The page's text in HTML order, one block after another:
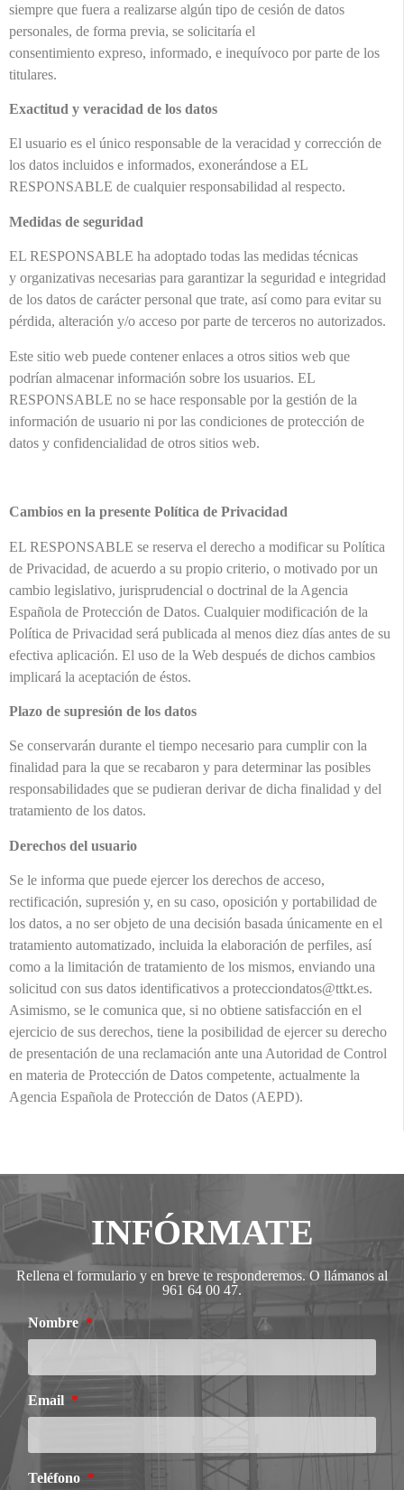
siempre que fuera a realizarse algún tipo de cesión de datos
personales, de forma previa, se solicitaría el
consentimiento expreso, informado, e inequívoco por parte de los
titulares.
Exactitud y veracidad de los datos
El usuario es el único responsable de la veracidad y corrección de
los datos incluidos e informados, exonerándose a EL
RESPONSABLE de cualquier responsabilidad al respecto.
Medidas de seguridad
EL RESPONSABLE ha adoptado todas las medidas técnicas
y organizativas necesarias para garantizar la seguridad e integridad
de los datos de carácter personal que trate, así como para evitar su
pérdida, alteración y/o acceso por parte de terceros no autorizados.
Este sitio web puede contener enlaces a otros sitios web que
podrían almacenar información sobre los usuarios. EL
RESPONSABLE no se hace responsable por la gestión de la
información de usuario ni por las condiciones de protección de
datos y confidencialidad de otros sitios web.
Cambios en la presente Política de Privacidad
EL RESPONSABLE se reserva el derecho a modificar su Política
de Privacidad, de acuerdo a su propio criterio, o motivado por un
cambio legislativo, jurisprudencial o doctrinal de la Agencia
Española de Protección de Datos. Cualquier modificación de la
Política de Privacidad será publicada al menos diez días antes de su
efectiva aplicación. El uso de la Web después de dichos cambios
implicará la aceptación de éstos.
Plazo de supresión de los datos
Se conservarán durante el tiempo necesario para cumplir con la
finalidad para la que se recabaron y para determinar las posibles
responsabilidades que se pudieran derivar de dicha finalidad y del
tratamiento de los datos.
Derechos del usuario
Se le informa que puede ejercer los derechos de acceso,
rectificación, supresión y, en su caso, oposición y portabilidad de
los datos, a no ser objeto de una decisión basada únicamente en el
tratamiento automatizado, incluida la elaboración de perfiles, así
como a la limitación de tratamiento de los mismos, enviando una
solicitud con sus datos identificativos a protecciondatos@ttkt.es.
Asimismo, se le comunica que, si no obtiene satisfacción en el
ejercicio de sus derechos, tiene la posibilidad de ejercer su derecho
de presentación de una reclamación ante una Autoridad de Control
en materia de Protección de Datos competente, actualmente la
Agencia Española de Protección de Datos (AEPD).
INFÓRMATE
Rellena el formulario y en breve te responderemos. O llámanos al
961 64 00 47.
Nombre
Email
Teléfono